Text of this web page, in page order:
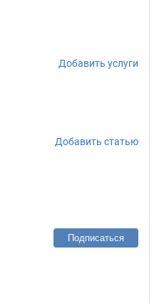
Добавить услуги
Добавить статью
Подписаться